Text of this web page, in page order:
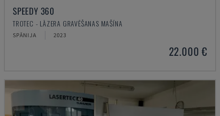
SPEEDY 360
TROTEC - LĀZERA GRAVĒŠANAS MAŠĪNA
SPĀNIJA 2023
22.000 €